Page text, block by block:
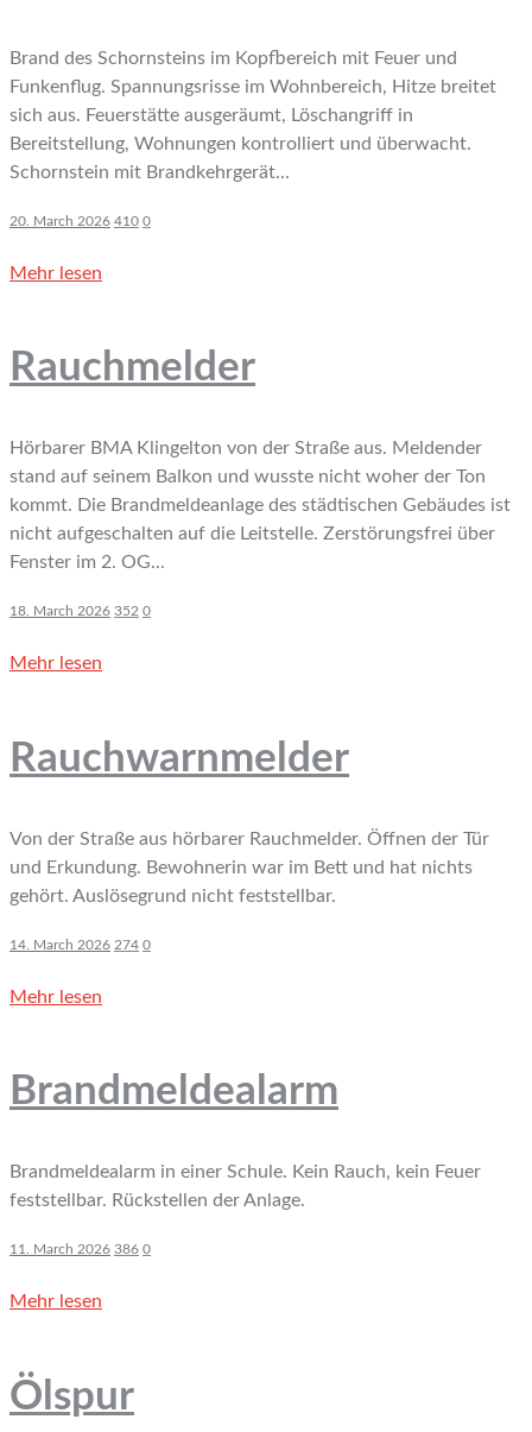
Brand des Schornsteins im Kopfbereich mit Feuer und
Funkenflug. Spannungsrisse im Wohnbereich, Hitze breitet
sich aus. Feuerstätte ausgeräumt, Löschangriff in
Bereitstellung, Wohnungen kontrolliert und überwacht.
Schornstein mit Brandkehrgerät...
20. March 2026 410 0
Mehr lesen
Rauchmelder
Hörbarer BMA Klingelton von der Straße aus. Meldender
stand auf seinem Balkon und wusste nicht woher der Ton
kommt. Die Brandmeldeanlage des städtischen Gebäudes ist
nicht aufgeschalten auf die Leitstelle. Zerstörungsfrei über
Fenster im 2. OG...
18. March 2026 352 0
Mehr lesen
Rauchwarnmelder
Von der Straße aus hörbarer Rauchmelder. Öffnen der Tür
und Erkundung. Bewohnerin war im Bett und hat nichts
gehört. Auslösegrund nicht feststellbar.
14. March 2026 274 0
Mehr lesen
Brandmeldealarm
Brandmeldealarm in einer Schule. Kein Rauch, kein Feuer
feststellbar. Rückstellen der Anlage.
11. March 2026 386 0
Mehr lesen
Ölspur